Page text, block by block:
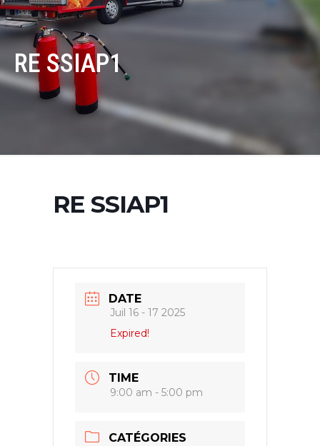
RE SSIAP1
RE SSIAP1
DATE
Juil 16 - 17 2025
Expired!
TIME
9:00 am - 5:00 pm
CATÉGORIES